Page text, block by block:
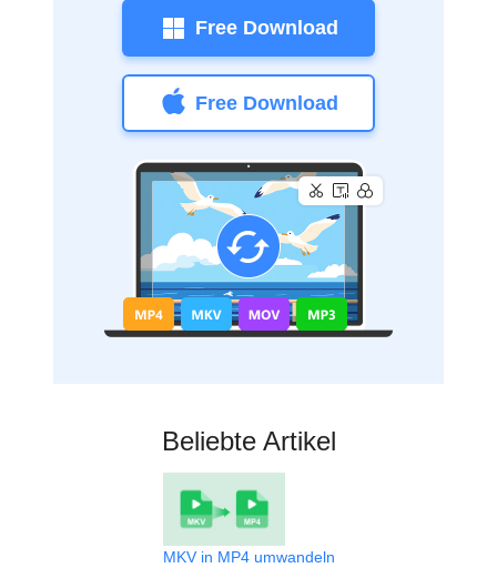
Free Download
Free Download
Beliebte Artikel
MKV in MP4 umwandeln